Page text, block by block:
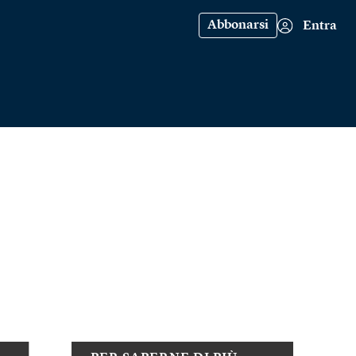
Abbonarsi Entra